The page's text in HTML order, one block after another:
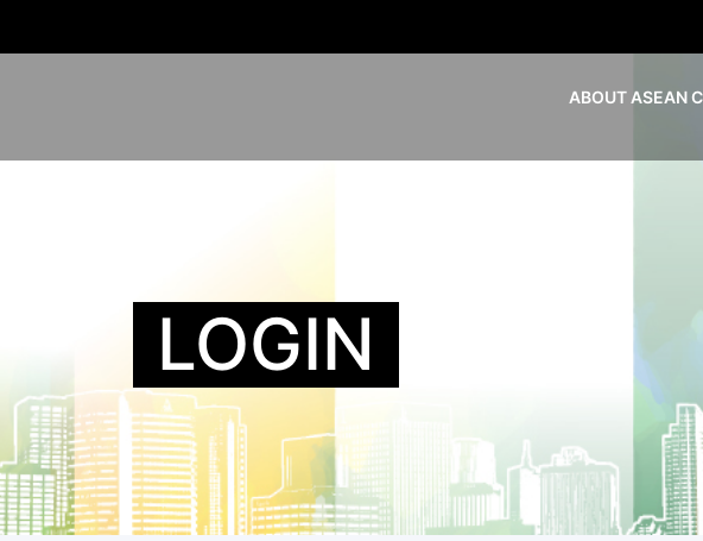
ABOUT ASEAN
LOGIN